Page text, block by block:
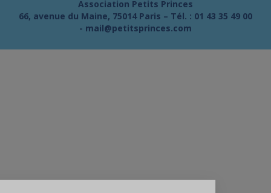
Association Petits Princes
66, avenue du Maine, 75014 Paris – Tél. : 01 43 35 49 00
- mail@petitsprinces.com